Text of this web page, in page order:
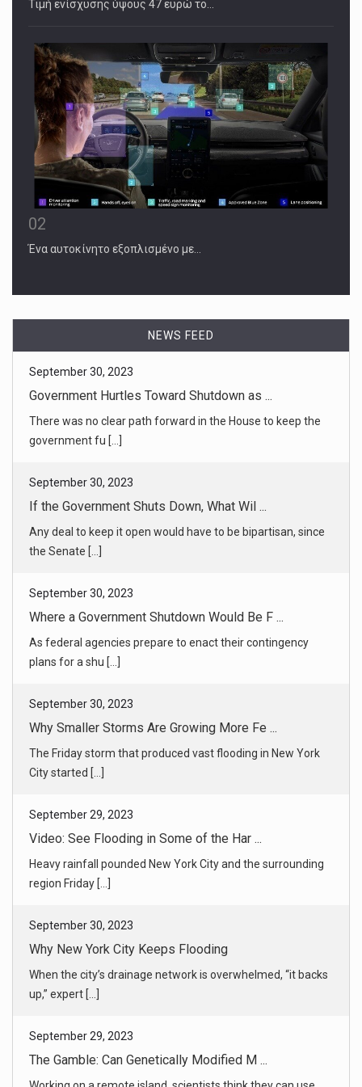
Τιµή ενίσχυσης ύψους 47 ευρώ το…
02
Ένα αυτοκίνητο εξοπλισμένο με…
NEWS FEED
September 30, 2023
Government Hurtles Toward Shutdown as ...
There was no clear path forward in the House to keep the
government fu [...]
September 30, 2023
If the Government Shuts Down, What Wil ...
Any deal to keep it open would have to be bipartisan, since
the Senate [...]
September 30, 2023
Where a Government Shutdown Would Be F ...
As federal agencies prepare to enact their contingency
plans for a shu [...]
September 30, 2023
Why Smaller Storms Are Growing More Fe ...
The Friday storm that produced vast flooding in New York
City started [...]
September 29, 2023
Video: See Flooding in Some of the Har ...
Heavy rainfall pounded New York City and the surrounding
region Friday [...]
September 30, 2023
Why New York City Keeps Flooding
When the city’s drainage network is overwhelmed, “it backs
up,” expert [...]
September 29, 2023
The Gamble: Can Genetically Modified M ...